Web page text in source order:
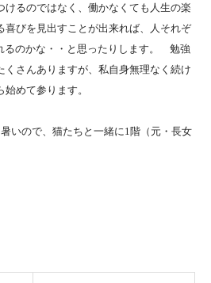
けるのではなく、働かなくても人生の楽
喜びを見出すことが出来れば、人それぞ
るのかな・・と思ったりします。 勉強
くさんありますが、私自身無理なく続け
めて参ります。
いので、猫たちと一緒に1階（元・長女